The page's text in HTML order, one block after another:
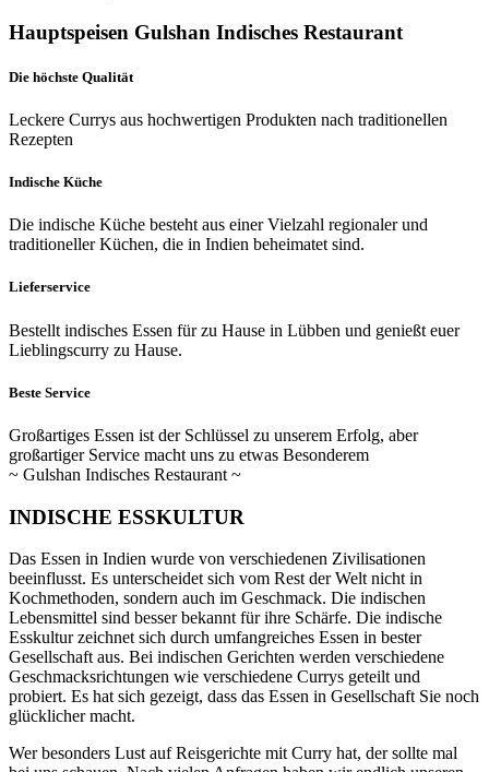
Hauptspeisen Gulshan Indisches Restaurant
Die höchste Qualität
Leckere Currys aus hochwertigen Produkten nach traditionellen
Rezepten
Indische Küche
Die indische Küche besteht aus einer Vielzahl regionaler und
traditioneller Küchen, die in Indien beheimatet sind.
Lieferservice
Bestellt indisches Essen für zu Hause in Lübben und genießt euer
Lieblingscurry zu Hause.
Beste Service
Großartiges Essen ist der Schlüssel zu unserem Erfolg, aber
großartiger Service macht uns zu etwas Besonderem
~ Gulshan Indisches Restaurant ~
INDISCHE ESSKULTUR
Das Essen in Indien wurde von verschiedenen Zivilisationen
beeinflusst. Es unterscheidet sich vom Rest der Welt nicht in
Kochmethoden, sondern auch im Geschmack. Die indischen
Lebensmittel sind besser bekannt für ihre Schärfe. Die indische
Esskultur zeichnet sich durch umfangreiches Essen in bester
Gesellschaft aus. Bei indischen Gerichten werden verschiedene
Geschmacksrichtungen wie verschiedene Currys geteilt und
probiert. Es hat sich gezeigt, dass das Essen in Gesellschaft Sie noch
glücklicher macht.
Wer besonders Lust auf Reisgerichte mit Curry hat, der sollte mal